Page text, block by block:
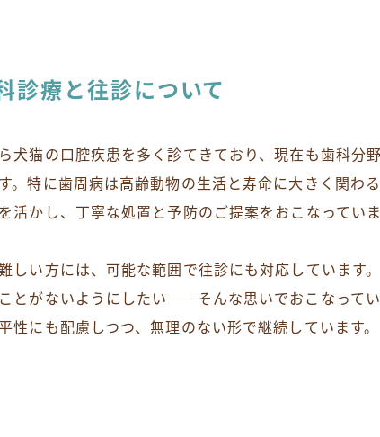
診療と往診について
犬猫の口腔疾患を多く診てきており、現在も歯科分
。特に歯周病は高齢動物の生活と寿命に大きく関わ
活かし、丁寧な処置と予防のご提案をおこなってい
しい方には、可能な範囲で往診にも対応しています
とがないようにしたい——そんな思いでおこなって
性にも配慮しつつ、無理のない形で継続しています。